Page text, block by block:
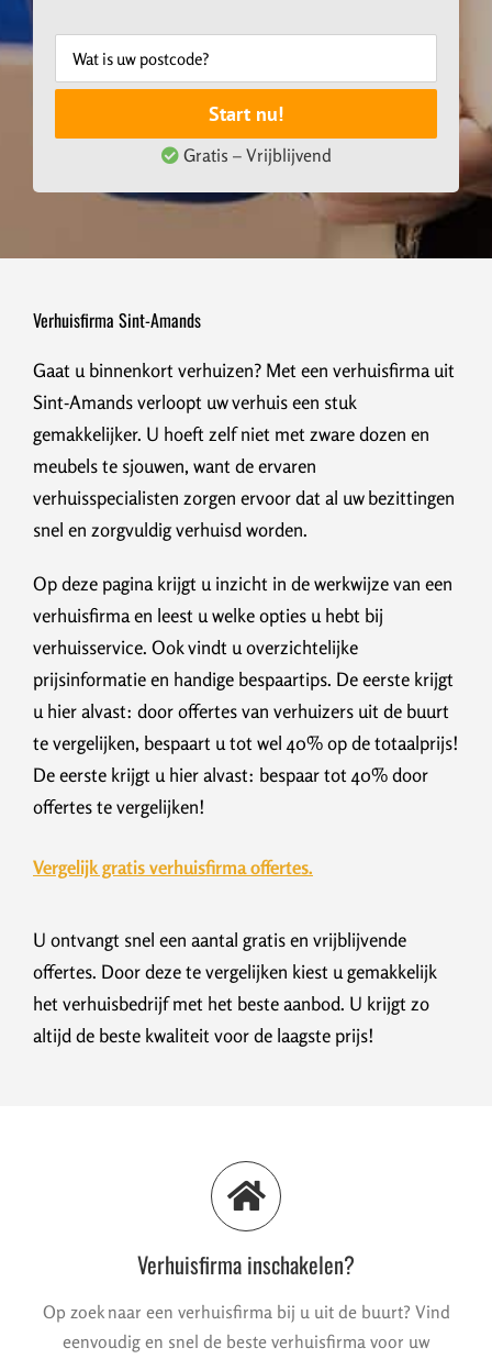
Start nu!
Gratis – Vrijblijvend
Verhuisfirma Sint-Amands
Gaat u binnenkort verhuizen? Met een verhuisfirma uit
Sint-Amands verloopt uw verhuis een stuk
gemakkelijker. U hoeft zelf niet met zware dozen en
meubels te sjouwen, want de ervaren
verhuisspecialisten zorgen ervoor dat al uw bezittingen
snel en zorgvuldig verhuisd worden.
Op deze pagina krijgt u inzicht in de werkwijze van een
verhuisfirma en leest u welke opties u hebt bij
verhuisservice. Ook vindt u overzichtelijke
prijsinformatie en handige bespaartips. De eerste krijgt
u hier alvast: door offertes van verhuizers uit de buurt
te vergelijken, bespaart u tot wel 40% op de totaalprijs!
De eerste krijgt u hier alvast: bespaar tot 40% door
offertes te vergelijken!
Vergelijk gratis verhuisfirma offertes.
U ontvangt snel een aantal gratis en vrijblijvende
offertes. Door deze te vergelijken kiest u gemakkelijk
het verhuisbedrijf met het beste aanbod. U krijgt zo
altijd de beste kwaliteit voor de laagste prijs!
Verhuisfirma inschakelen?
Op zoek naar een verhuisfirma bij u uit de buurt? Vind
eenvoudig en snel de beste verhuisfirma voor uw